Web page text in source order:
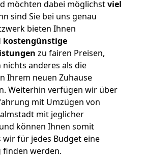
möchten dabei möglichstviel
sind Sie bei uns genau
bieten Ihnen
kostengünstige
zu fairen Preisen,
anderes als die
Ihrem neuen Zuhause
Weiterhin verfügen wir über
mit Umzügen von
mit jeglicher
können Ihnen somit
für jedes Budget eine
finden werden.